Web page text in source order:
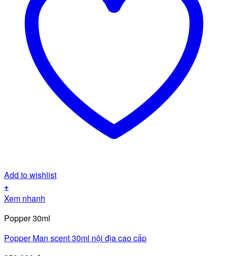
Add to wishlist
+
Xem nhanh
Popper 30ml
Popper Man scent 30ml nội địa cao cấp